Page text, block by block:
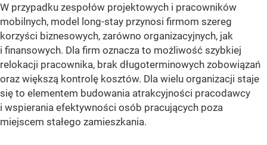
W przypadku zespołów projektowych i pracowników
mobilnych, model long-stay przynosi firmom szereg
korzyści biznesowych, zarówno organizacyjnych, jak
i finansowych. Dla firm oznacza to możliwość szybkiej
relokacji pracownika, brak długoterminowych zobowiązań
oraz większą kontrolę kosztów. Dla wielu organizacji staje
się to elementem budowania atrakcyjności pracodawcy
i wspierania efektywności osób pracujących poza
miejscem stałego zamieszkania.